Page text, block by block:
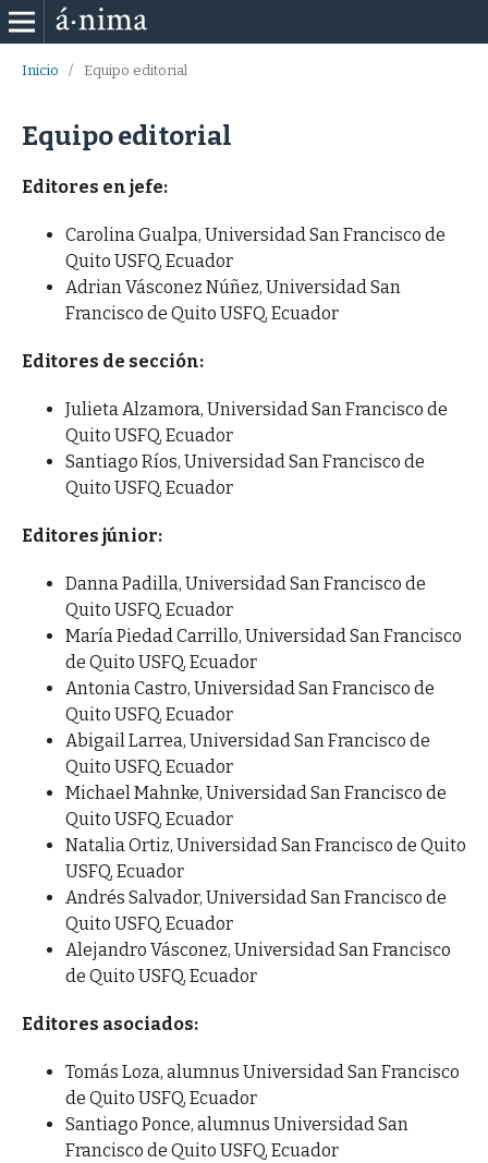
Inicio / Equipo editorial
Equipo editorial
Editores en jefe:
Carolina Gualpa, Universidad San Francisco de
Quito USFQ, Ecuador
Adrian Vásconez Núñez, Universidad San
Francisco de Quito USFQ, Ecuador
Editores de sección:
Julieta Alzamora, Universidad San Francisco de
Quito USFQ, Ecuador
Santiago Ríos, Universidad San Francisco de
Quito USFQ, Ecuador
Editores júnior:
Danna Padilla, Universidad San Francisco de
Quito USFQ, Ecuador
María Piedad Carrillo, Universidad San Francisco
de Quito USFQ, Ecuador
Antonia Castro, Universidad San Francisco de
Quito USFQ, Ecuador
Abigail Larrea, Universidad San Francisco de
Quito USFQ, Ecuador
Michael Mahnke, Universidad San Francisco de
Quito USFQ, Ecuador
Natalia Ortiz, Universidad San Francisco de Quito
USFQ, Ecuador
Andrés Salvador, Universidad San Francisco de
Quito USFQ, Ecuador
Alejandro Vásconez, Universidad San Francisco
de Quito USFQ, Ecuador
Editores asociados:
Tomás Loza, alumnus Universidad San Francisco
de Quito USFQ, Ecuador
Santiago Ponce, alumnus Universidad San
Francisco de Quito USFQ, Ecuador